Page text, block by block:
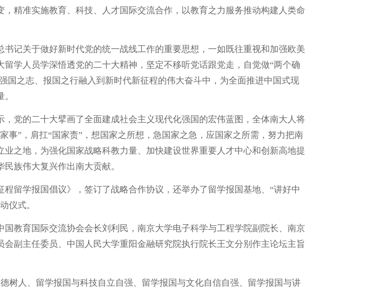
精准实施教育、科技、人才国际交流合作，以教育之力服务推动构建人类命
记关于做好新时代党的统一战线工作的重要思想，一如既往重视和加强欧美
学人员学深悟透党的二十大精神，坚定不移听党话跟党走，自觉做“两个确
国之志、报国之行融入到新时代新征程的伟大奋斗中，为全面推进中国式现
党的二十大擘画了全面建成社会主义现代化强国的宏伟蓝图，全体南大人将
事”，肩扛“国家责”，想国家之所想，急国家之急，应国家之所需，努力把南
之地，为强化国家战略科教力量、加快建设世界重要人才中心和创新高地提
族伟大复兴作出南大贡献。
留学报国倡议》，签订了战略合作协议，还举办了留学报国基地、“讲好中
仪式。
教育国际交流协会会长刘利民，南京大学电子科学与工程学院副院长、南京
副主任委员、中国人民大学重阳金融研究院执行院长王文分别作主论坛主旨
树人、留学报国与科技自立自强、留学报国与文化自信自强、留学报国与讲